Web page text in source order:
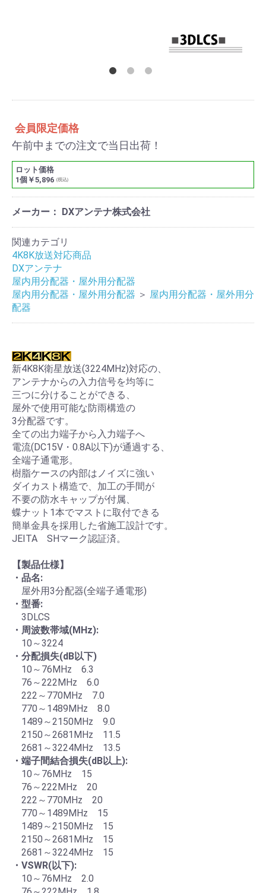
会員限定価格
午前中までの注文で当日出荷！
ロット価格
1個￥5,896 (税込)
メーカー： DXアンテナ株式会社
関連カテゴリ
4K8K放送対応商品
DXアンテナ
屋内用分配器・屋外用分配器
屋内用分配器・屋外用分配器 ＞ 屋内用分配器・屋外用分
配器
新4K8K衛星放送(3224MHz)対応の、
アンテナからの入力信号を均等に
三つに分けることができる、
屋外で使用可能な防雨構造の
3分配器です。
全ての出力端子から入力端子へ
電流(DC15V・0.8A以下)が通過する、
全端子通電形。
樹脂ケースの内部はノイズに強い
ダイカスト構造で、加工の手間が
不要の防水キャップが付属、
蝶ナット1本でマストに取付できる
簡単金具を採用した省施工設計です。
JEITA SHマーク認証済。
【製品仕様】
・品名:
屋外用3分配器(全端子通電形)
・型番:
3DLCS
・周波数帯域(MHz):
10～3224
・分配損失(dB以下)
10～76MHz 6.3
76～222MHz 6.0
222～770MHz 7.0
770～1489MHz 8.0
1489～2150MHz 9.0
2150～2681MHz 11.5
2681～3224MHz 13.5
・端子間結合損失(dB以上):
10～76MHz 15
76～222MHz 20
222～770MHz 20
770～1489MHz 15
1489～2150MHz 15
2150～2681MHz 15
2681～3224MHz 15
・VSWR(以下):
10～76MHz 2.0